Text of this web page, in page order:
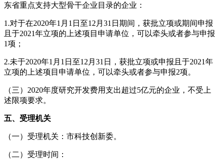
东省重点支持大型骨干企业目录的企业：
1.对于在2020年1月1日至12月31日期间，获批立项或期间申报
且于2021年立项的上述项目申请单位，可以牵头或者参与申报
1项 ；
2.未于2020年1月1日至12月31日，获批立项或申报且于2021年
立项的上述项目申请单位，可以牵头或者参与申报2项。
（三）2020年度研究开发费用支出超过5亿元的企业，不受上
述限项要求。
五、受理机关
（一）受理机关：市科技创新委。
（二）受理时间：